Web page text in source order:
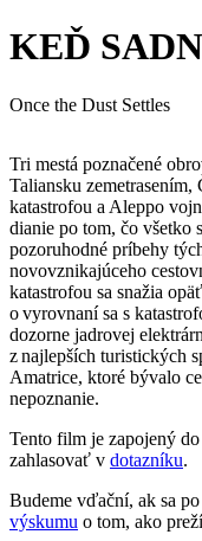
KEĎ
Once the Dust Settles
Tri mestá poznačené
Taliansku
katastrofou a Aleppo
dianie po tom, čo všetko
pozoruhodné príbehy
novovznikajúceho
katastrofou sa snažia
o vyrovnaní sa s
dozorne jadrovej
z najlepších turistických
Amatrice, ktoré bývalo
nepoznanie.
Tento film je zapojený do
zahlasovať v dotazníku.
Budeme vďační, ak sa
výskumu o tom, ako